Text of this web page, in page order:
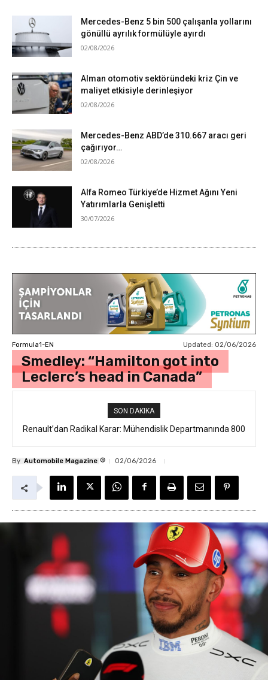
Mercedes-Benz 5 bin 500 çalışanla yollarını
gönüllü ayrılık formülüyle ayırdı
02/08/2026
Alman otomotiv sektöründeki kriz Çin ve
maliyet etkisiyle derinleşiyor
02/08/2026
Mercedes-Benz ABD’de 310.667 aracı geri
çağırıyor…
02/08/2026
Alfa Romeo Türkiye’de Hizmet Ağını Yeni
Yatırımlarla Genişletti
30/07/2026